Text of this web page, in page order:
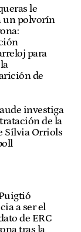
le
un polvorín
para
de
investiga
de la
Sílvia Orriols
a ser el
de ERC
tras la